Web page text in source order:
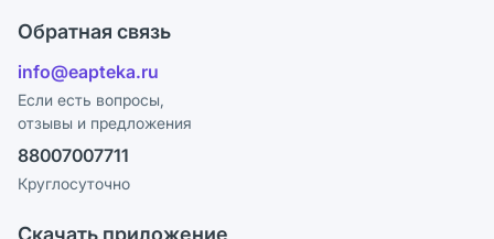
Блог
Поставщики
Лицензия
Реклама на сайте
Ваши товары на ЕАПТЕКЕ
Программа СберСпасибо
Политика конфиденциальности
Пользовательское соглашение
Политика рекомендаций
Этика и соответствие
Обратная связь
info@eapteka.ru
Если есть вопросы,
отзывы и предложения
88007007711
Круглосуточно
Скачать приложение